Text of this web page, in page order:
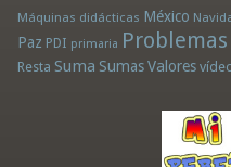
Máquinas didácticas México
Paz PDI primaria Problemas
Resta Suma Sumas Valores